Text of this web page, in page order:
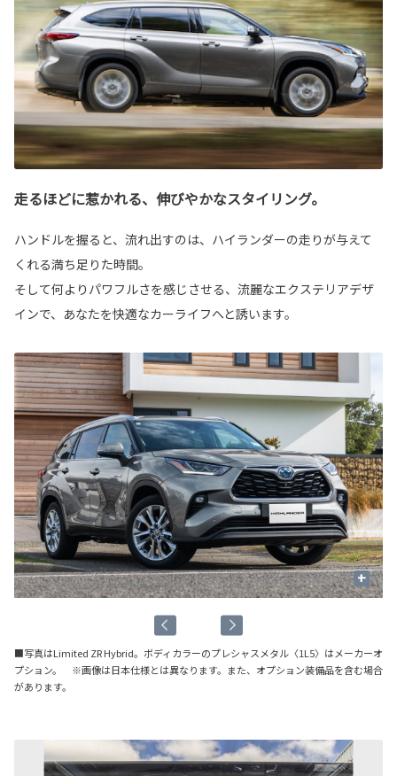
走るほどに惹かれる、伸びやかなスタイリング。
ハンドルを握ると、流れ出すのは、ハイランダーの走りが与えて
くれる満ち足りた時間。
そして何よりパワフルさを感じさせる、流麗なエクステリアデザ
インで、あなたを快適なカーライフへと誘います。
+
■写真はLimited ZR Hybrid。ボディカラーのプレシャスメタル〈1L5〉はメーカーオ
プション。 ※画像は日本仕様とは異なります。また、オプション装備品を含む場合
があります。